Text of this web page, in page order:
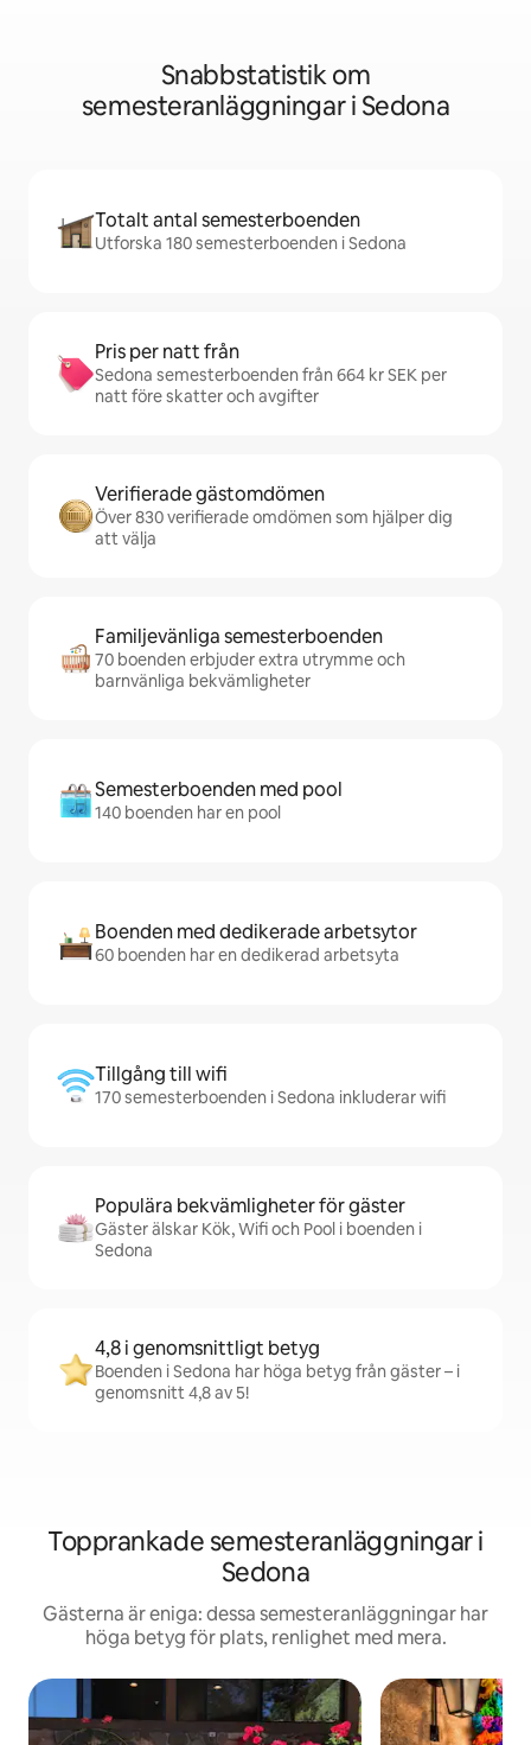
Snabbstatistik om
semesteranläggningar i Sedona
Totalt antal semesterboenden
Utforska 180 semesterboenden i Sedona
Pris per natt från
Sedona semesterboenden från 664 kr SEK per
natt före skatter och avgifter
Verifierade gästomdömen
Över 830 verifierade omdömen som hjälper dig
att välja
Familjevänliga semesterboenden
70 boenden erbjuder extra utrymme och
barnvänliga bekvämligheter
Semesterboenden med pool
140 boenden har en pool
Boenden med dedikerade arbetsytor
60 boenden har en dedikerad arbetsyta
Tillgång till wifi
170 semesterboenden i Sedona inkluderar wifi
Populära bekvämligheter för gäster
Gäster älskar Kök, Wifi och Pool i boenden i
Sedona
4,8 i genomsnittligt betyg
Boenden i Sedona har höga betyg från gäster – i
genomsnitt 4,8 av 5!
Topprankade semesteranläggningar i
Sedona
Gästerna är eniga: dessa semesteranläggningar har
höga betyg för plats, renlighet med mera.